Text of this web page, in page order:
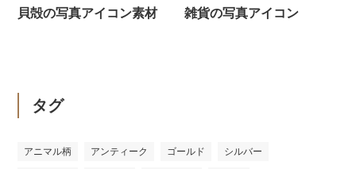
貝殻の写真アイコン素材 雑貨の写真アイコン
タグ
アニマル柄 アンティーク ゴールド シルバー